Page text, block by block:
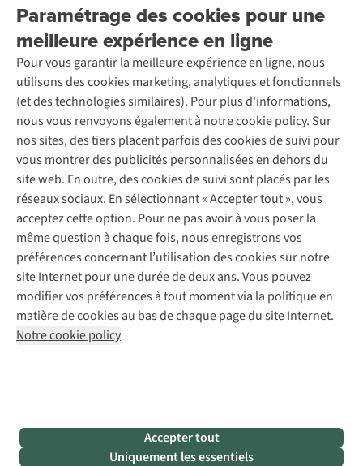
Paramétrage des cookies pour une
meilleure expérience en ligne
Pour vous garantir la meilleure expérience en ligne, nous
utilisons des cookies marketing, analytiques et fonctionnels
(et des technologies similaires). Pour plus d'informations,
nous vous renvoyons également à notre cookie policy. Sur
nos sites, des tiers placent parfois des cookies de suivi pour
vous montrer des publicités personnalisées en dehors du
site web. En outre, des cookies de suivi sont placés par les
réseaux sociaux. En sélectionnant « Accepter tout », vous
acceptez cette option. Pour ne pas avoir à vous poser la
même question à chaque fois, nous enregistrons vos
préférences concernant l’utilisation des cookies sur notre
site Internet pour une durée de deux ans. Vous pouvez
modifier vos préférences à tout moment via la politique en
matière de cookies au bas de chaque page du site Internet.
Notre cookie policy
Accepter tout
Uniquement les essentiels
Retourner
Rétractation d'une commande
Entretien & réparations
Garantie
Contactez-nous
Entreprise responsable
À propos d’Ayacucho
Nos magasins
À propos d’A.S.Adventure
Déclaration d'accessibilité
Location / Location sports d’hiver
Seconde-main
Entretien de ski
Service de lavage
Entretien de chaussures
Réparation de chaussures
Réparation de vêtements
Retouches
Pour les entreprises
Découvrez
A.S.Magazine
Explore Camp
Expertise & conseils
Abonnez-vous à la newsletter
Suivez-nous
Mentions légales
Politique de confidentialité
Conditions générales
Cookie Policy